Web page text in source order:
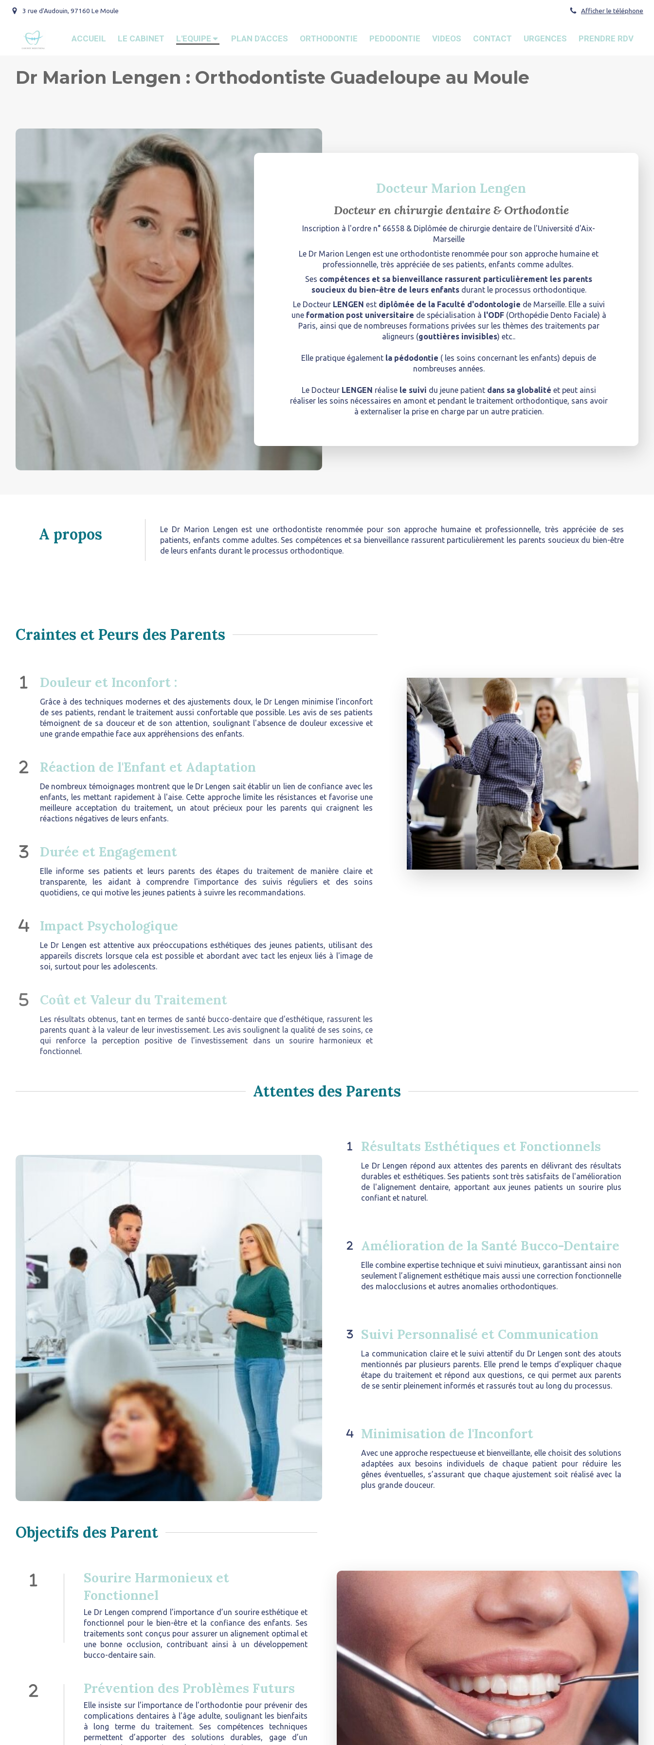
3 rue d'Audouin, 97160 Le Moule Afficher le téléphone
ACCUEIL LE CABINET L'EQUIPE PLAN D'ACCES ORTHODONTIE PEDODONTIE VIDEOS CONTACT URGENCES PRENDRE RDV
Dr Marion Lengen : Orthodontiste Guadeloupe au Moule
Docteur Marion Lengen
Docteur en chirurgie dentaire & Orthodontie
Inscription à l'ordre n° 66558 & Diplômée de chirurgie dentaire de l'Université d'Aix-
Marseille
Le Dr Marion Lengen est une orthodontiste renommée pour son approche humaine et
professionnelle, très appréciée de ses patients, enfants comme adultes.
Ses compétences et sa bienveillance rassurent particulièrement les parents
soucieux du bien-être de leurs enfantsdurant le processus orthodontique.
Le Docteur LENGEN est diplômée de la Faculté d'odontologie de Marseille. Elle a suivi
une formation post universitaire de spécialisation à l'ODF(Orthopédie Dento Faciale) à
Paris, ainsi que de nombreuses formations privées sur les thèmes des traitements par
aligneurs (gouttières invisibles) etc..
Elle pratique également la pédodontie ( les soins concernant les enfants) depuis de
nombreuses années.
Le Docteur LENGEN réalise le suivi du jeune patient dans sa globalité et peut ainsi
réaliser les soins nécessaires en amont et pendant le traitement orthodontique, sans avoir
à externaliser la prise en charge par un autre praticien.
A propos
Le Dr Marion Lengen est une orthodontiste renommée pour son approche humaine et professionnelle, très appréciée de ses
patients, enfants comme adultes. Ses compétences et sa bienveillance rassurent particulièrement les parents soucieux du bien-être
de leurs enfants durant le processus orthodontique.
Craintes et Peurs des Parents
Douleur et Inconfort :
Grâce à des techniques modernes et des ajustements doux, le Dr Lengen minimise l’inconfort
de ses patients, rendant le traitement aussi confortable que possible. Les avis de ses patients
témoignent de sa douceur et de son attention, soulignant l'absence de douleur excessive et
une grande empathie face aux appréhensions des enfants.
Réaction de l'Enfant et Adaptation
De nombreux témoignages montrent que le Dr Lengen sait établir un lien de confiance avec les
enfants, les mettant rapidement à l'aise. Cette approche limite les résistances et favorise une
meilleure acceptation du traitement, un atout précieux pour les parents qui craignent les
réactions négatives de leurs enfants.
Durée et Engagement
Elle informe ses patients et leurs parents des étapes du traitement de manière claire et
transparente, les aidant à comprendre l'importance des suivis réguliers et des soins
quotidiens, ce qui motive les jeunes patients à suivre les recommandations.
Impact Psychologique
Le Dr Lengen est attentive aux préoccupations esthétiques des jeunes patients, utilisant des
appareils discrets lorsque cela est possible et abordant avec tact les enjeux liés à l'image de
soi, surtout pour les adolescents.
Coût et Valeur du Traitement
Les résultats obtenus, tant en termes de santé bucco-dentaire que d’esthétique, rassurent les
parents quant à la valeur de leur investissement. Les avis soulignent la qualité de ses soins, ce
qui renforce la perception positive de l’investissement dans un sourire harmonieux et
fonctionnel.
Attentes des Parents
Résultats Esthétiques et Fonctionnels
Le Dr Lengen répond aux attentes des parents en délivrant des résultats
durables et esthétiques. Ses patients sont très satisfaits de l'amélioration
de l'alignement dentaire, apportant aux jeunes patients un sourire plus
confiant et naturel.
Amélioration de la Santé Bucco-Dentaire
Elle combine expertise technique et suivi minutieux, garantissant ainsi non
seulement l’alignement esthétique mais aussi une correction fonctionnelle
des malocclusions et autres anomalies orthodontiques.
Suivi Personnalisé et Communication
La communication claire et le suivi attentif du Dr Lengen sont des atouts
mentionnés par plusieurs parents. Elle prend le temps d’expliquer chaque
étape du traitement et répond aux questions, ce qui permet aux parents
de se sentir pleinement informés et rassurés tout au long du processus.
Minimisation de l'Inconfort
Avec une approche respectueuse et bienveillante, elle choisit des solutions
adaptées aux besoins individuels de chaque patient pour réduire les
gênes éventuelles, s’assurant que chaque ajustement soit réalisé avec la
plus grande douceur.
Objectifs des Parent
Sourire Harmonieux et
Fonctionnel
Le Dr Lengen comprend l’importance d’un sourire esthétique et
fonctionnel pour le bien-être et la confiance des enfants. Ses
traitements sont conçus pour assurer un alignement optimal et
une bonne occlusion, contribuant ainsi à un développement
bucco-dentaire sain.
Prévention des Problèmes Futurs
Elle insiste sur l’importance de l’orthodontie pour prévenir des
complications dentaires à l’âge adulte, soulignant les bienfaits
à long terme du traitement. Ses compétences techniques
permettent d’apporter des solutions durables, gage d’un